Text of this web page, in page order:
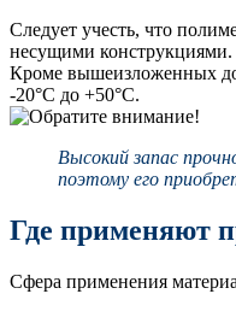
Следует учесть, что
несущими конструкциями.
Кроме вышеизложенных
-20°C до +50°C.
Высокий запас
поэтому его
Где применяют
Сфера применения